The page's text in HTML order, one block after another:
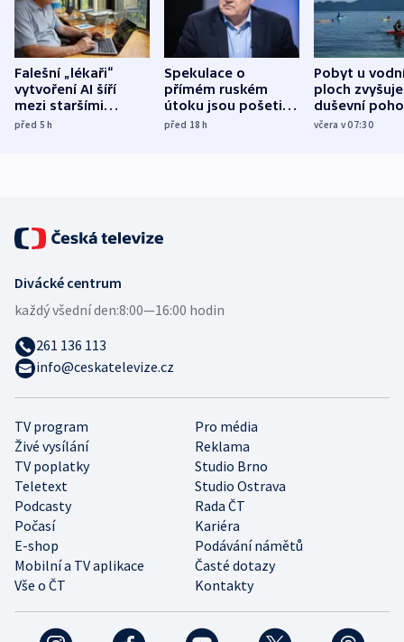
Falešní „lékaři“
vytvoření AI šíří
mezi staršími
Poláky nebezpečné
před 5h
Spekulace o
přímém ruském
útoku jsou pošetilé,
míní estonský
před 18h
Pobyt u
ploch zvyšuje
duševní
ukázala
včera v 07:30
TV program
Pro média
Živé vysílání
Reklama
TV poplatky
Studio Brno
Teletext
Studio Ostrava
Podcasty
Rada ČT
Počasí
Kariéra
E-shop
Podávání námětů
Mobilní a TV aplikace
Časté dotazy
Vše o ČT
Kontakty
Divácké centrum
každý všední den:8:00—16:00 hodin
261 136 113
info@ceskatelevize.cz